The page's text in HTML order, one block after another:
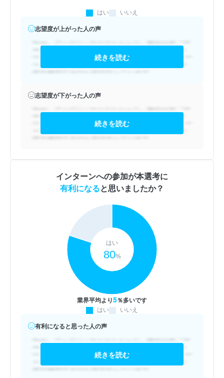
はい いいえ
志望度が上がった人の声
続きを読む
志望度が下がった人の声
続きを読む
インターンへの参加が本選考に
有利になると思いましたか？
業界平均より5％多いです
はい
80%
はい いいえ
有利になると思った人の声
続きを読む